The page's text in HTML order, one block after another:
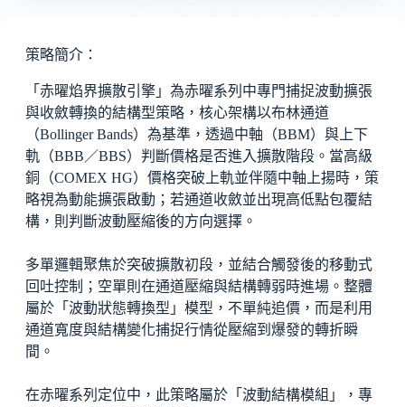
策略簡介：
「赤曜焰界擴散引擎」為赤曜系列中專門捕捉波動擴張
與收斂轉換的結構型策略，核心架構以布林通道
（Bollinger Bands）為基準，透過中軸（BBM）與上下
軌（BBB／BBS）判斷價格是否進入擴散階段。當高級
銅（COMEX HG）價格突破上軌並伴隨中軸上揚時，策
略視為動能擴張啟動；若通道收斂並出現高低點包覆結
構，則判斷波動壓縮後的方向選擇。
多單邏輯聚焦於突破擴散初段，並結合觸發後的移動式
回吐控制；空單則在通道壓縮與結構轉弱時進場。整體
屬於「波動狀態轉換型」模型，不單純追價，而是利用
通道寬度與結構變化捕捉行情從壓縮到爆發的轉折瞬
間。
在赤曜系列定位中，此策略屬於「波動結構模組」，專